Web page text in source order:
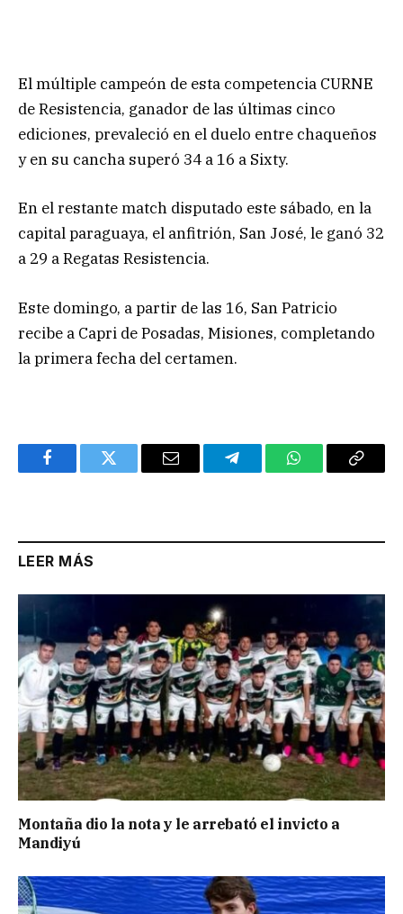
El múltiple campeón de esta competencia CURNE
de Resistencia, ganador de las últimas cinco
ediciones, prevaleció en el duelo entre chaqueños
y en su cancha superó 34 a 16 a Sixty.
En el restante match disputado este sábado, en la
capital paraguaya, el anfitrión, San José, le ganó 32
a 29 a Regatas Resistencia.
Este domingo, a partir de las 16, San Patricio
recibe a Capri de Posadas, Misiones, completando
la primera fecha del certamen.
FacebookTwitter Email TelegramWhatsAppCopy
LEER MÁS
Montaña dio la nota y le arrebató el invicto a
Mandiyú